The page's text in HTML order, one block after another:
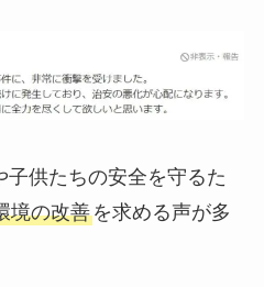
供たちの安全を守るた
境の改善を求める声が多